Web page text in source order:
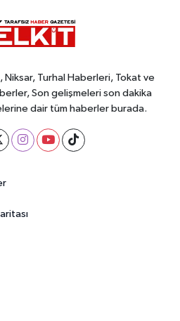
Niksar, Turhal Haberleri, Tokat ve
Son gelişmeleri son dakika
dair tüm haberler burada.